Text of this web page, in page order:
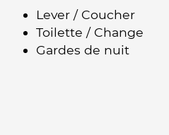
Lever / Coucher
Toilette / Change
Gardes de nuit